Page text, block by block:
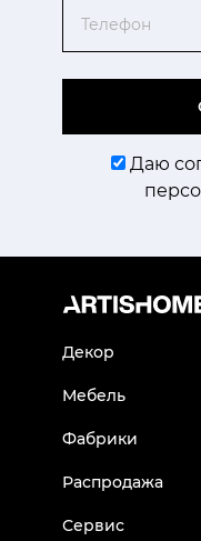
Даю
Декор
Мебель
Фабрики
Распродажа
Сервис